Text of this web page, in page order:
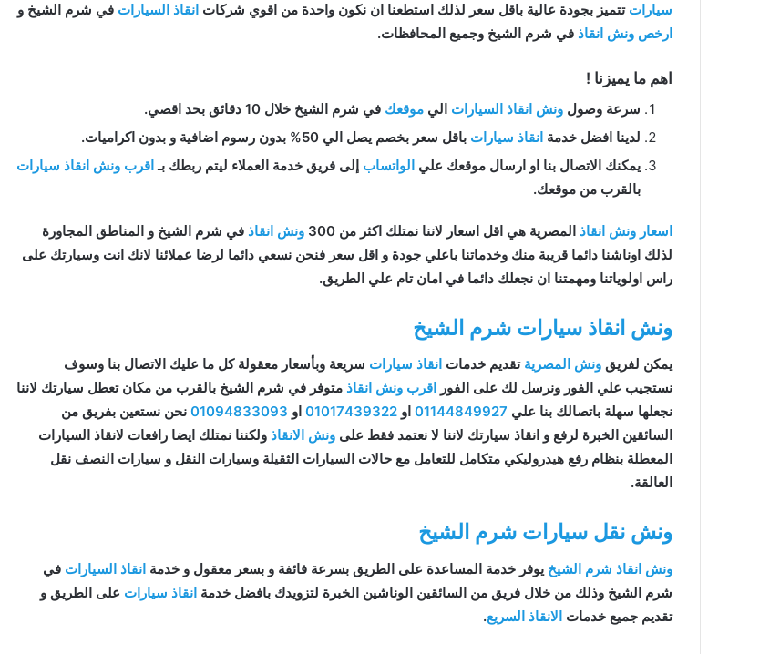
سيارات تتميز بجودة عالية باقل سعر لذلك استطعنا ان نكون واحدة من اقوي شركات انقاذ السيارات في شرم الشيخ و
ارخص ونش انقاذ في شرم الشيخ وجميع المحافظات.
اهم ما يميزنا !
سرعة وصول ونش انقاذ السيارات الي موقعك في شرم الشيخ خلال 10 دقائق بحد اقصي.
لدينا افضل خدمة انقاذ سيارات باقل سعر بخصم يصل الي 50% بدون رسوم اضافية و بدون اكراميات.
يمكنك الاتصال بنا او ارسال موقعك علي الواتساب إلى فريق خدمة العملاء ليتم ربطك بـاقرب ونش انقاذ سيارات
بالقرب من موقعك.
اسعار ونش انقاذ المصرية هي اقل اسعار لاننا نمتلك اكثر من 300 ونش انقاذ في شرم الشيخ و المناطق المجاورة
لذلك اوناشنا دائما قريبة منك وخدماتنا باعلي جودة و اقل سعر فنحن نسعي دائما لرضا عملائنا لانك انت وسيارتك على
راس اولوياتنا ومهمتنا ان نجعلك دائما في امان تام علي الطريق.
ونش انقاذ سيارات شرم الشيخ
يمكن لفريق ونش المصرية تقديم خدمات انقاذ سيارات سريعة وبأسعار معقولة كل ما عليك الاتصال بنا وسوف
نستجيب علي الفور ونرسل لك على الفور اقرب ونش انقاذ متوفر في شرم الشيخ بالقرب من مكان تعطل سيارتك لاننا
نجعلها سهلة باتصالك بنا علي 01144849927 او 01017439322 او 01094833093 نحن نستعين بفريق من
السائقين الخبرة لرفع و انقاذ سيارتك لاننا لا نعتمد فقط على ونش الانقاذ ولكننا نمتلك ايضا رافعات لانقاذ السيارات
المعطلة بنظام رفع هيدروليكي متكامل للتعامل مع حالات السيارات الثقيلة وسيارات النقل و سيارات النصف نقل
العالقة.
ونش نقل سيارات شرم الشيخ
ونش انقاذ شرم الشيخ يوفر خدمة المساعدة على الطريق بسرعة فائفة و بسعر معقول و خدمة انقاذ السيارات في
شرم الشيخ وذلك من خلال فريق من السائقين الوناشين الخبرة لتزويدك بافضل خدمة انقاذ سيارات على الطريق و
تقديم جميع خدمات الانقاذ السريع.